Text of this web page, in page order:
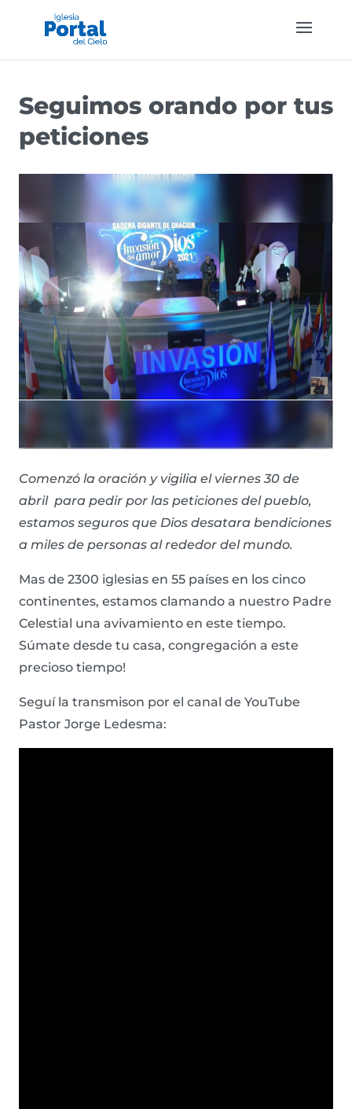
Seguimos orando por tus
peticiones
Comenzó la oración y vigilia el viernes 30 de
abril para pedir por las peticiones del pueblo,
estamos seguros que Dios desatara bendiciones
a miles de personas al rededor del mundo.
Mas de 2300 iglesias en 55 países en los cinco
continentes, estamos clamando a nuestro Padre
Celestial una avivamiento en este tiempo.
Súmate desde tu casa, congregación a este
precioso tiempo!
Seguí la transmison por el canal de YouTube
Pastor Jorge Ledesma: